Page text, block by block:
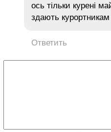
ось тільки курені
здають
Ответить